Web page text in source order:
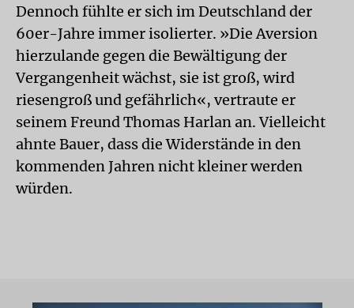
Dennoch fühlte er sich im Deutschland der
60er-Jahre immer isolierter. »Die Aversion
hierzulande gegen die Bewältigung der
Vergangenheit wächst, sie ist groß, wird
riesengroß und gefährlich«, vertraute er
seinem Freund Thomas Harlan an. Vielleicht
ahnte Bauer, dass die Widerstände in den
kommenden Jahren nicht kleiner werden
würden.